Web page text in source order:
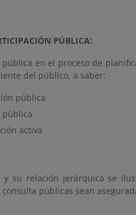
PÚBLICA:
en el proceso de
del público, a saber:
pública
pública
activa
y su relación jerárquica se
públicas sean